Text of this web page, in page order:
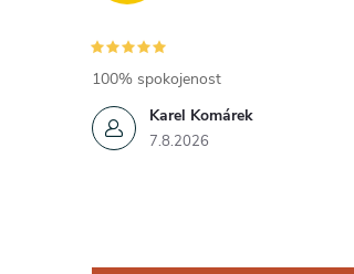
Karel Komárek
7.8.2026
100% spokojenost